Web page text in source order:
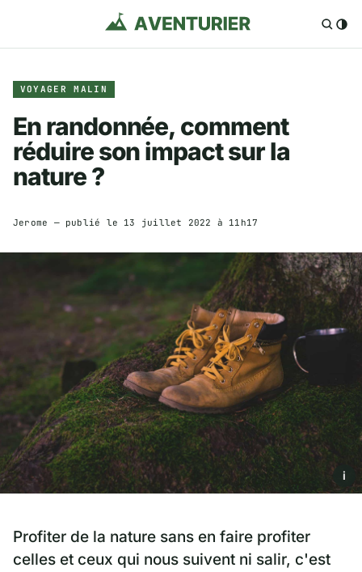
VOYAGER MALIN
En randonnée, comment
réduire son impact sur la
nature ?
Jerome — publié le 13 juillet 2022 à 11h17
i
Profiter de la nature sans en faire profiter
celles et ceux qui nous suivent ni salir, c'est